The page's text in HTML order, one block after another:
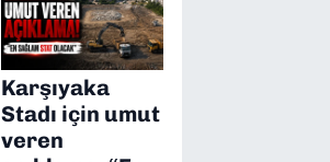
Karşıyaka
Stadı için umut
veren